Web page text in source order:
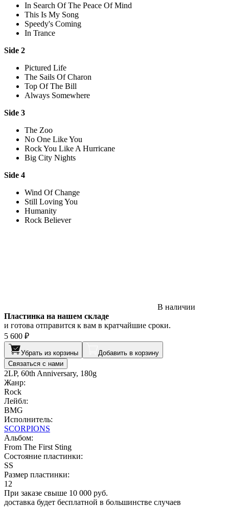
In Search Of The Peace Of Mind
This Is My Song
Speedy's Coming
In Trance
Side 2
Pictured Life
The Sails Of Charon
Top Of The Bill
Always Somewhere
Side 3
The Zoo
No One Like You
Rock You Like A Hurricane
Big City Nights
Side 4
Wind Of Change
Still Loving You
Humanity
Rock Believer
В наличии
Пластинка на нашем складе
и готова отправится к вам в кратчайшие сроки.
5 600 ₽
Убрать из корзины
Добавить в корзину
Связаться с нами
2LP, 60th Anniversary, 180g
Жанр:
Rock
Лейбл:
BMG
Исполнитель:
SCORPIONS
Альбом:
From The First Sting
Состояние пластинки:
SS
Размер пластинки:
12
При заказе свыше 10 000 руб.
доставка будет бесплатной в большинстве случаев